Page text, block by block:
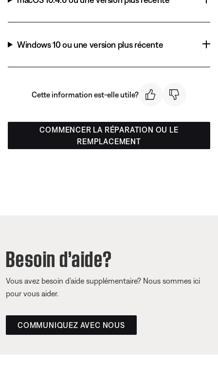
Windows 10 ou une version plus récente
Cette information est-elle utile?
COMMENCER LA RÉPARATION OU LE
REMPLACEMENT
Besoin d’aide?
Vous avez besoin d’aide supplémentaire? Nous sommes ici
pour vous aider.
COMMUNIQUEZ AVEC NOUS